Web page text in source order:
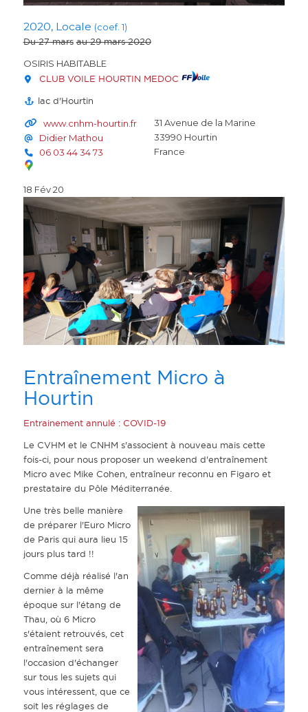
2020, Locale (coef. 1)
Du 27 mars au 29 mars 2020
OSIRIS HABITABLE
CLUB VOILE HOURTIN MEDOC
lac d'Hourtin
www.cnhm-hourtin.fr
Didier Mathou
06 03 44 34 73
31 Avenue de la Marine
33990 Hourtin
France
18 Fév 20
Entraînement Micro à
Hourtin
Entrainement annulé : COVID-19
Le CVHM et le CNHM s'associent à nouveau mais cette
fois-ci, pour nous proposer un weekend d'entraînement
Micro avec Mike Cohen, entraîneur reconnu en Figaro et
prestataire du Pôle Méditerranée.
Une très belle manière
de préparer l'Euro Micro
de Paris qui aura lieu 15
jours plus tard !!
Comme déjà réalisé l'an
dernier à la même
époque sur l'étang de
Thau, où 6 Micro
s'étaient retrouvés, cet
entraînement sera
l'occasion d'échanger
sur tous les sujets qui
vous intéressent, que ce
soit les réglages de